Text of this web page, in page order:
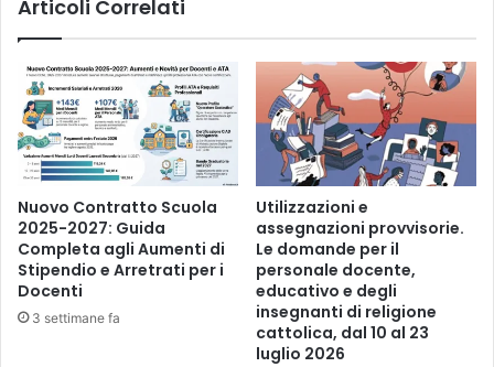
Articoli Correlati
Nuovo Contratto Scuola
2025-2027: Guida
Completa agli Aumenti di
Stipendio e Arretrati per i
Docenti
3 settimane fa
Utilizzazioni e
assegnazioni provvisorie.
Le domande per il
personale docente,
educativo e degli
insegnanti di religione
cattolica, dal 10 al 23
luglio 2026